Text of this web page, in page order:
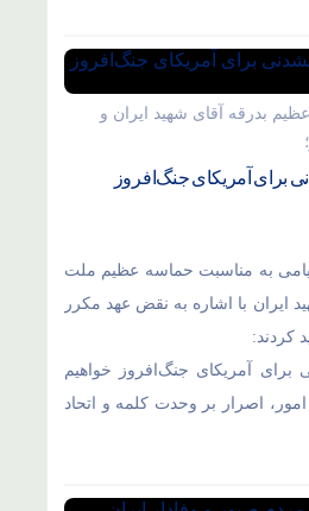
بدرقه آقای شهید ایران و
آمریکای جنگ‌افروز
به مناسبت حماسه عظیم ملت
ایران با اشاره به نقض عهد مکرر
کردند:
آمریکای جنگ‌افروز خواهیم
اصرار بر وحدت کلمه و اتحاد